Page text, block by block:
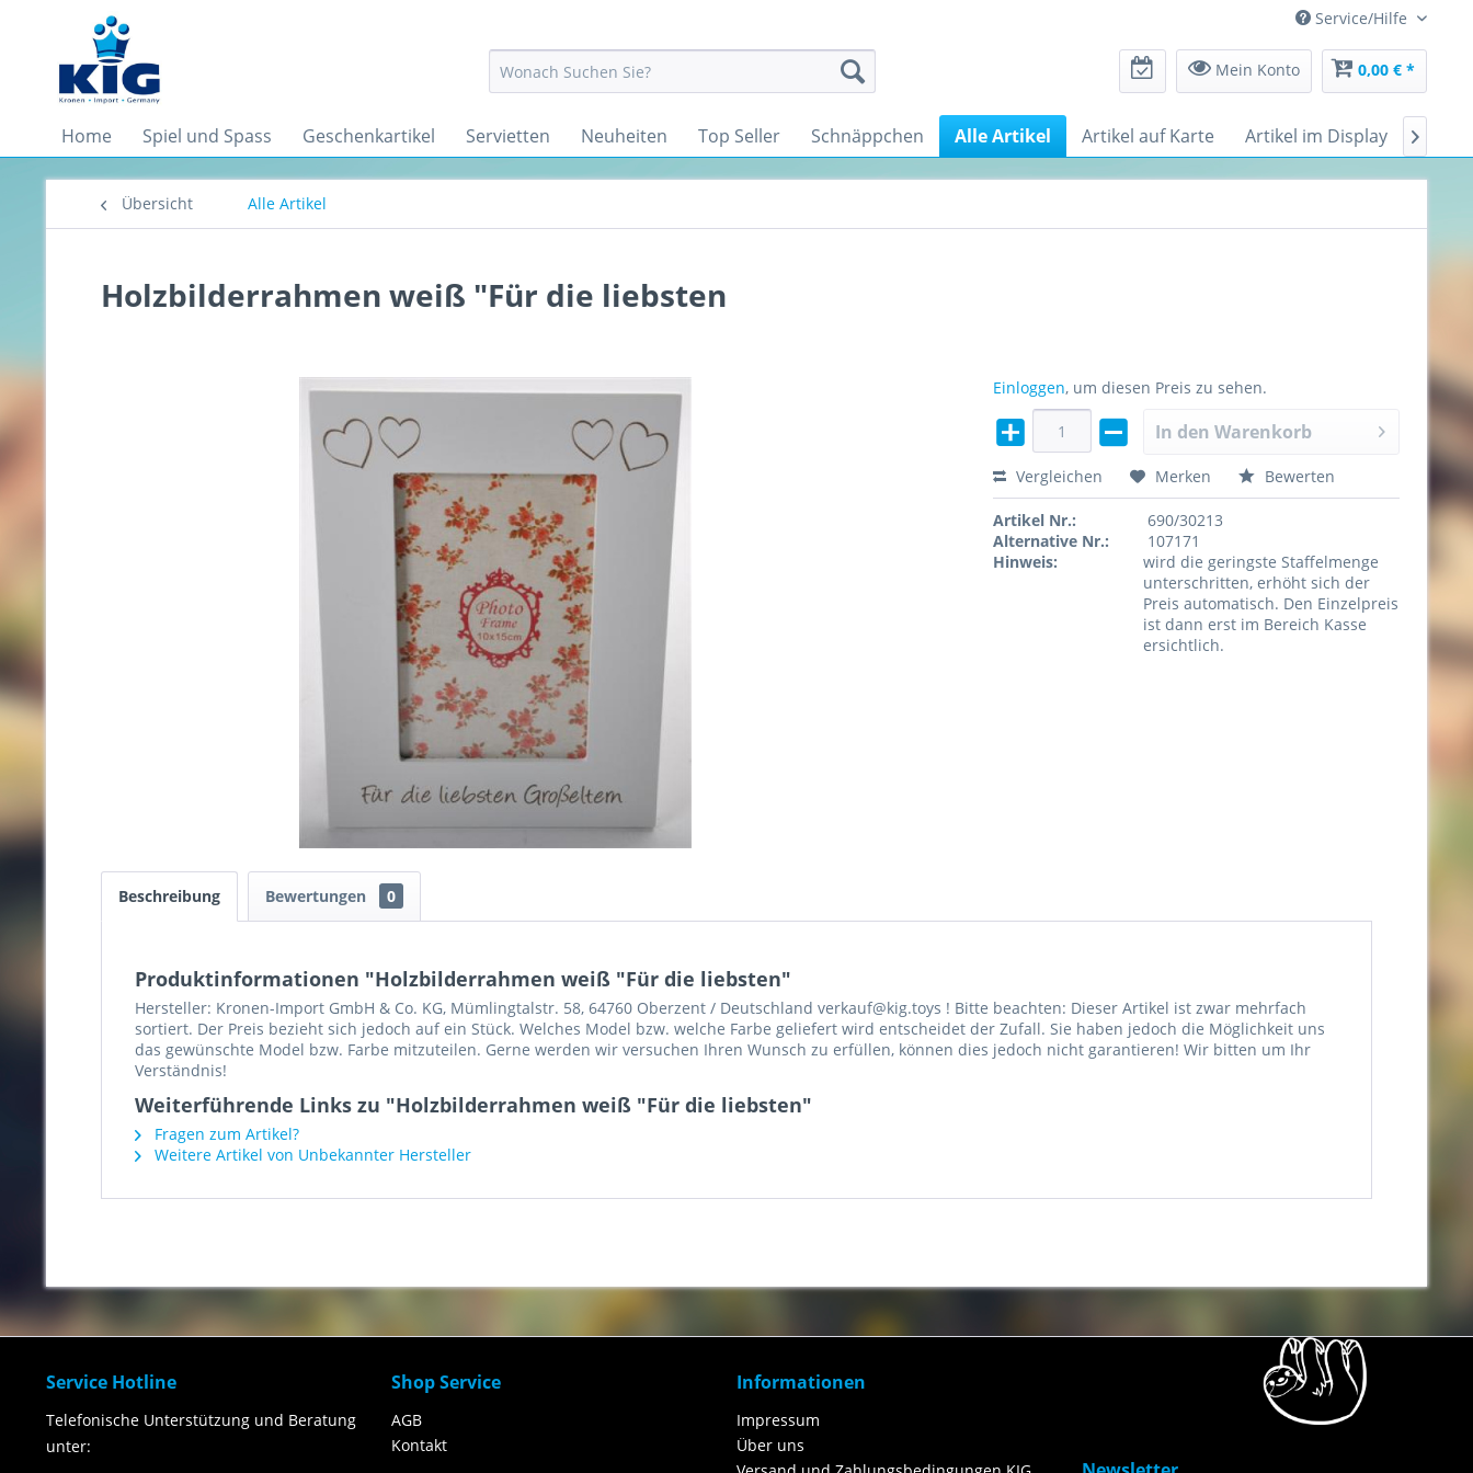
Service/Hilfe
Mein Konto 0,00 € *
Home Spiel und Spass Geschenkartikel Servietten Neuheiten Top Seller Schnäppchen Alle Artikel Artikel auf Karte Artikel im Display 
Übersicht Alle Artikel
Holzbilderrahmen weiß "Für die liebsten
Einloggen, um diesen Preis zu sehen.
In den Warenkorb
Vergleichen Merken Bewerten
Artikel Nr.:
690/30213
Alternative Nr.:
107171
Hinweis:
wird die geringste Staffelmenge
unterschritten, erhöht sich der
Preis automatisch. Den Einzelpreis
ist dann erst im Bereich Kasse
ersichtlich.
Beschreibung Bewertungen 0
Produktinformationen "Holzbilderrahmen weiß "Für die liebsten"
Hersteller: Kronen-Import GmbH & Co. KG, Mümlingtalstr. 58, 64760 Oberzent / Deutschland verkauf@kig.toys ! Bitte beachten: Dieser Artikel ist zwar mehrfach
sortiert. Der Preis bezieht sich jedoch auf ein Stück. Welches Model bzw. welche Farbe geliefert wird entscheidet der Zufall. Sie haben jedoch die Möglichkeit uns
das gewünschte Model bzw. Farbe mitzuteilen. Gerne werden wir versuchen Ihren Wunsch zu erfüllen, können dies jedoch nicht garantieren! Wir bitten um Ihr
Verständnis!
Weiterführende Links zu "Holzbilderrahmen weiß "Für die liebsten"
Fragen zum Artikel?
Weitere Artikel von Unbekannter Hersteller
Service Hotline
Telefonische Unterstützung und Beratung
unter:
Shop Service
AGB
Kontakt
Informationen
Impressum
Über uns